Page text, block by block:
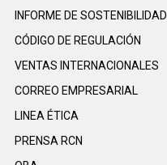
INFORME DE SOSTENIBILIDAD
CÓDIGO DE REGULACIÓN
VENTAS INTERNACIONALES
CORREO EMPRESARIAL
LINEA ÉTICA
PRENSA RCN